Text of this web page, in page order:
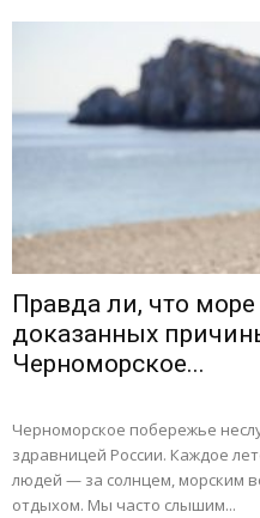
Правда ли, что
доказанных
Черноморское...
Черноморское побережье
здравницей России. Каждое
людей — за солнцем, морским
отдыхом. Мы часто слышим...